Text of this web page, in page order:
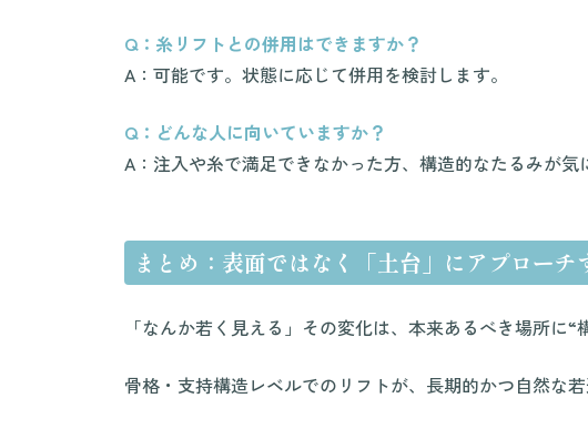
Q：糸リフトとの併用はできますか？
A：可能です。状態に応じて併用を検討します。
Q：どんな人に向いていますか？
A：注入や糸で満足できなかった方、構造的なたるみが気
まとめ：表面ではなく「土台」にアプローチ
「なんか若く見える」その変化は、本来あるべき場所に“
骨格・支持構造レベルでのリフトが、長期的かつ自然な若